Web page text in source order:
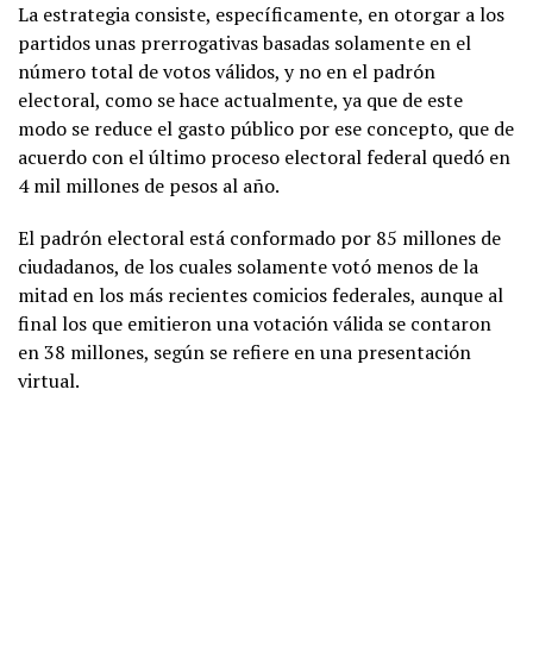
La estrategia consiste, específicamente, en otorgar a los
partidos unas prerrogativas basadas solamente en el
número total de votos válidos, y no en el padrón
electoral, como se hace actualmente, ya que de este
modo se reduce el gasto público por ese concepto, que de
acuerdo con el último proceso electoral federal quedó en
4 mil millones de pesos al año.
El padrón electoral está conformado por 85 millones de
ciudadanos, de los cuales solamente votó menos de la
mitad en los más recientes comicios federales, aunque al
final los que emitieron una votación válida se contaron
en 38 millones, según se refiere en una presentación
virtual.